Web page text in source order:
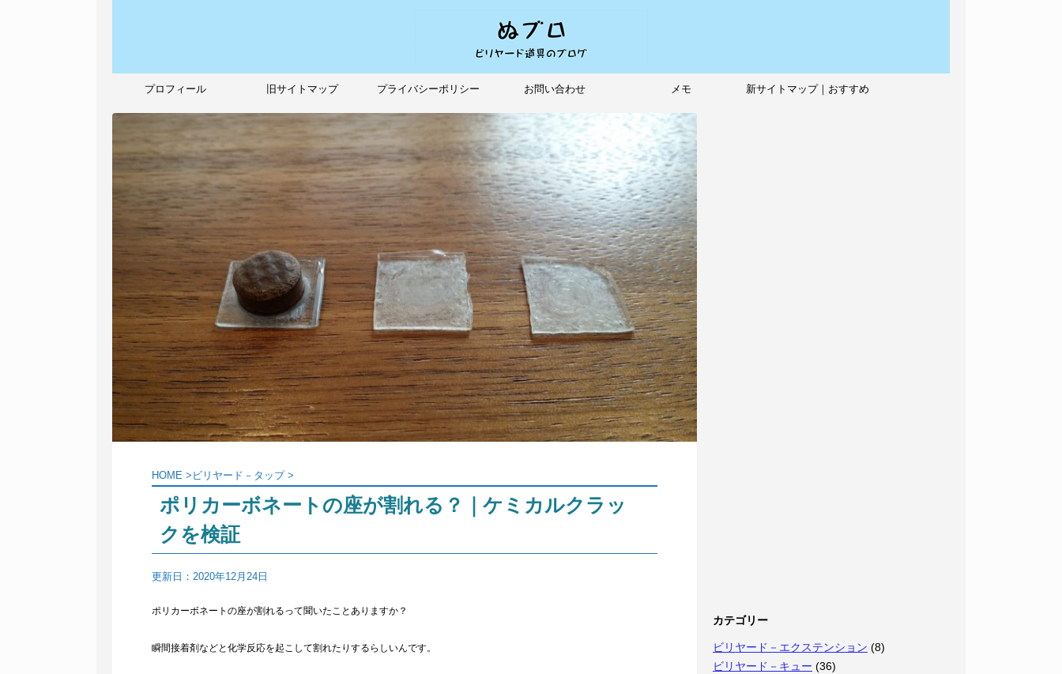
プロフィール 旧サイトマップ プライバシーポリシー お問い合わせ メモ 新サイトマップ｜おすすめ
HOME > ビリヤード－タップ >
ポリカーボネートの座が割れる？｜ケミカルクラッ
クを検証
更新日： 2020年12月24日
ポリカーボネートの座が割れるって聞いたことありますか？
瞬間接着剤などと化学反応を起こして割れたりするらしいんです。
カテゴリー
ビリヤード－エクステンション (8)
ビリヤード－キュー (36)